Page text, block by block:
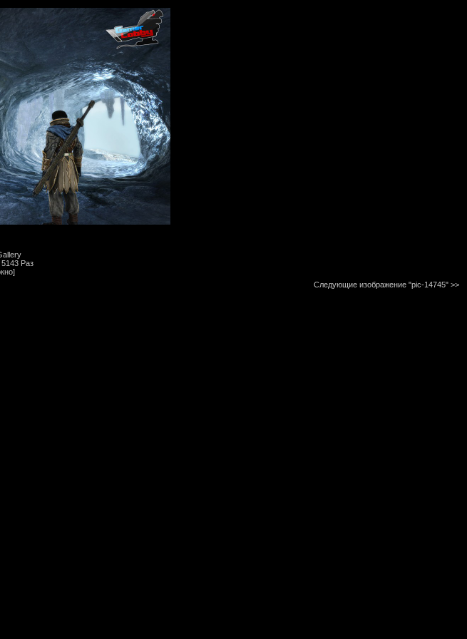
5143 Раз
Следующие изображение "pic-14745" >>